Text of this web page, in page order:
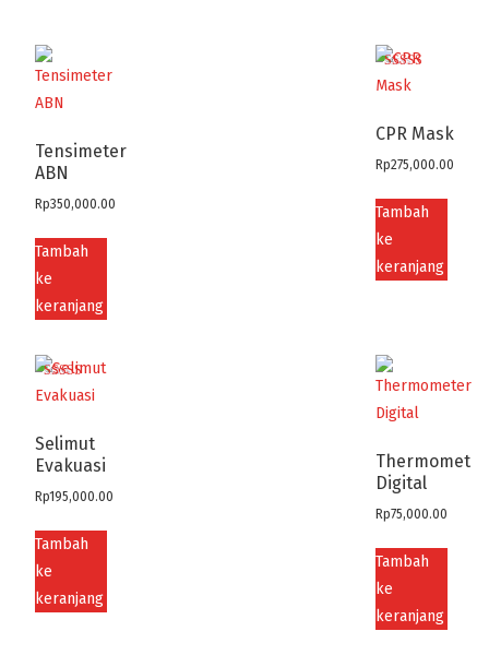
Tensimeter
ABN
Rp350,000.00
Tambah
ke
keranjang
CPR Mask
Dinilai
5.00
Rp275,000.00
Tambah
ke
keranjang
Selimut
Evakuasi
Dinilai
5.00
Rp195,000.00
Tambah
ke
keranjang
Thermometer
Digital
Rp75,000.00
Tambah
ke
keranjang